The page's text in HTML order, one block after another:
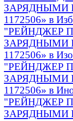
ЗАРЯДНЫМИ
1172506» в
"РЕЙНДЖЕР
ЗАРЯДНЫМИ
1172506» в
"РЕЙНДЖЕР
ЗАРЯДНЫМИ
1172506» в
"РЕЙНДЖЕР
ЗАРЯДНЫМИ